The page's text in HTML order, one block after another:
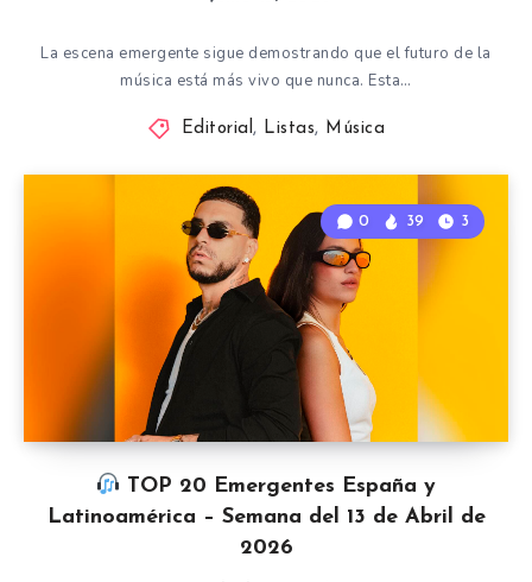
La escena emergente sigue demostrando que el futuro de la
música está más vivo que nunca. Esta…
Editorial, Listas, Música
TOP 20 Emergentes España y
Latinoamérica – Semana del 13 de Abril de
2026
0 39 3